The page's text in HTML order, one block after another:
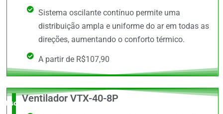
Sistema oscilante contínuo permite uma
distribuição ampla e uniforme do ar em todas as
direções, aumentando o conforto térmico.
A partir de R$107,90
Escolha do
Ventilador VTX-40-8P